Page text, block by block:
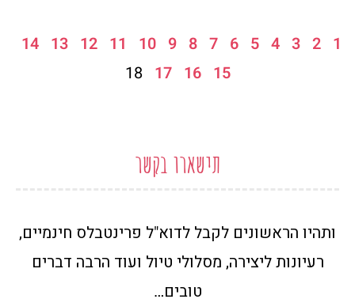
1
2
3
4
5
6
7
8
9
10
11
12
13
14
15
16
17
18
תישארו בקשר
ותהיו הראשונים לקבל לדוא"ל פרינטבלס חינמיים,
רעיונות ליצירה, מסלולי טיול ועוד הרבה דברים
טובים…